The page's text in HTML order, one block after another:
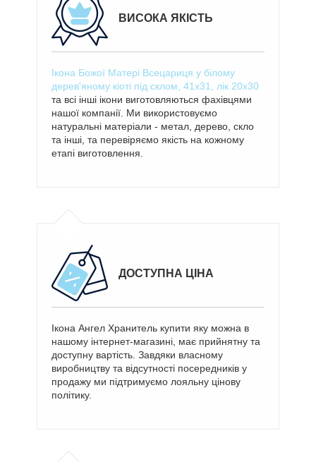
ВИСОКА ЯКІСТЬ
Ікона Божої Матері Всецариця у білому
дерев'яному кіоті під склом, 41х31, лік 20х30
та всі інші ікони виготовляються фахівцями
нашої компанії. Ми використовуємо
натуральні матеріали - метал, дерево, скло
та інші, та перевіряємо якість на кожному
етапі виготовлення.
ДОСТУПНА ЦІНА
Ікона Ангел Хранитель купити яку можна в
нашому інтернет-магазині, має прийнятну та
доступну вартість. Завдяки власному
виробництву та відсутності посередників у
продажу ми підтримуємо лояльну цінову
політику.